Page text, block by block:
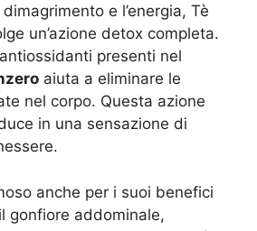
e l’energia, Tè
un’azione detox completa.
presenti nel
aiuta a eliminare le
nel corpo. Questa azione
in una sensazione di
anche per i suoi benefici
gonfiore addominale,